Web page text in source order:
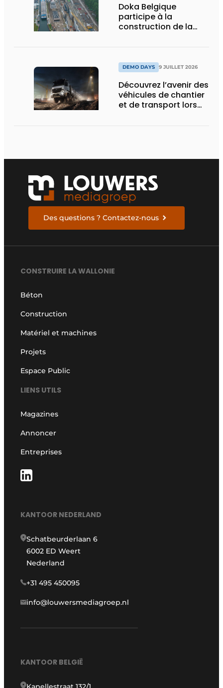
Doka Belgique
participe à la
construction de la
DEMO DAYS 9 JUILLET 2026
Découvrez l’avenir des
véhicules de chantier
et de transport lors
Des questions ? Contactez-nous
CONSTRUIRE LA WALLONIE
Béton
Construction
Matériel et machines
Projets
Espace Public
LIENS UTILS
Magazines
Annoncer
Entreprises
KANTOOR NEDERLAND
Schatbeurderlaan 6
6002 ED Weert
Nederland
+31 495 450095
info@louwersmediagroep.nl
KANTOOR BELGIË